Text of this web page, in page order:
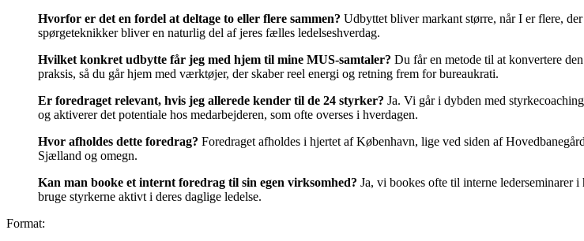
Hvorfor er det en fordel at deltage to eller flere sammen? Udbyttet bliver markant større, når I er flere,
spørgeteknikker bliver en naturlig del af jeres fælles ledelseshverdag.
Hvilket konkret udbytte får jeg med hjem til mine MUS-samtaler? Du får en metode til at konvertere
praksis, så du går hjem med værktøjer, der skaber reel energi og retning frem for bureaukrati.
Er foredraget relevant, hvis jeg allerede kender til de 24 styrker? Ja. Vi går i dybden med
og aktiverer det potentiale hos medarbejderen, som ofte overses i hverdagen.
Hvor afholdes dette foredrag? Foredraget afholdes i hjertet af København, lige ved siden af
Sjælland og omegn.
Kan man booke et internt foredrag til sin egen virksomhed? Ja, vi bookes ofte til interne lederseminarer
bruge styrkerne aktivt i deres daglige ledelse.
Format: